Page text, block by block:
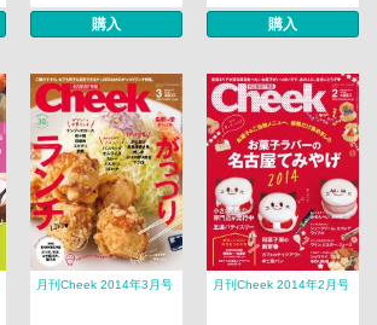
購入 購入
月刊Cheek 2014年3月号 月刊Cheek 2014年2月号